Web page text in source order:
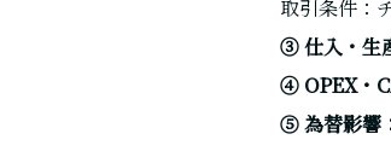
取引条件：
③ 仕入・生
④ OPEX・
⑤ 為替影響